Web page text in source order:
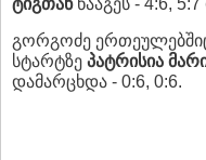
ტიგთან წააგეს - 4:6,
გორგოძე
სტარტზე პატრისია
დამარცხდა - 0:6, 0:6.